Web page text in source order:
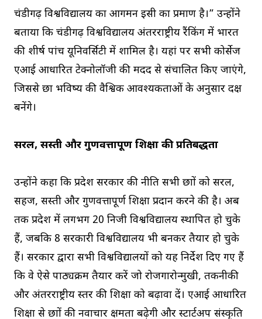
चंडीगढ़ विश्वविद्यालय का आगमन इसी का प्रमाण है।” उन्होंने
बताया कि चंडीगढ़ विश्वविद्यालय अंतरराष्ट्रीय रैंकिंग में भारत
की शीर्ष पांच यूनिवर्सिटी में शामिल है। यहां पर सभी कोर्सेज
एआई आधारित टेक्नोलॉजी की मदद से संचालित किए जाएंगे,
जिससे छात्र भविष्य की वैश्विक आवश्यकताओं के अनुसार दक्ष
बनेंगे।
सरल, सस्ती और गुणवत्तापूर्ण शिक्षा की प्रतिबद्धता
उन्होंने कहा कि प्रदेश सरकार की नीति सभी छात्रों को सरल,
सहज, सस्ती और गुणवत्तापूर्ण शिक्षा प्रदान करने की है। अब
तक प्रदेश में लगभग 20 निजी विश्वविद्यालय स्थापित हो चुके
हैं, जबकि 8 सरकारी विश्वविद्यालय भी बनकर तैयार हो चुके
हैं। सरकार द्वारा सभी विश्वविद्यालयों को यह निर्देश दिए गए हैं
कि वे ऐसे पाठ्यक्रम तैयार करें जो रोजगारोन्मुखी, तकनीकी
और अंतरराष्ट्रीय स्तर की शिक्षा को बढ़ावा दें। एआई आधारित
शिक्षा से छात्रों की नवाचार क्षमता बढ़ेगी और स्टार्टअप संस्कृति